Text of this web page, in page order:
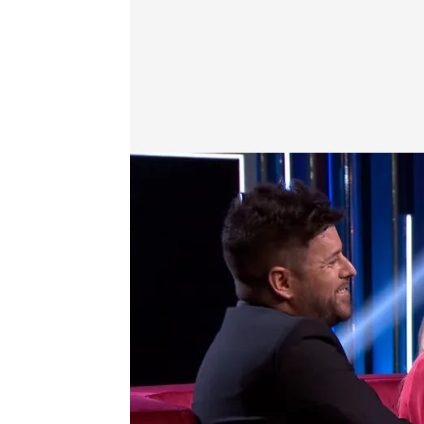
Pablo López, en 'Martínez y Hermanos'
Martínez y Hermanos
08 ABR 2024 - 23:16h.
Pablo López, en 'Martínez y
negué"
Esto ha enseñado Pablo López
sorprender
Alexandra Jiménez asegura en